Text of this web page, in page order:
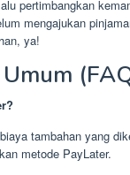
pertimbangkan
mengajukan
ya!
tambahan yang
metode PayLater.